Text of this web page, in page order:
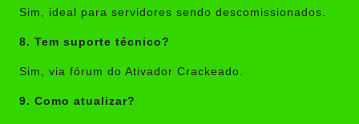
Sim, ideal para servidores sendo descomissionados.
8. Tem suporte técnico?
Sim, via fórum do Ativador Crackeado.
9. Como atualizar?